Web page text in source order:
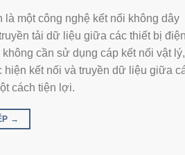
là một công nghệ kết nối không dây
tải dữ liệu giữa các thiết bị
không cần sử dụng cáp kết nối vật lý,
hiện kết nối và truyền dữ liệu giữa
cách tiện lợi.
→